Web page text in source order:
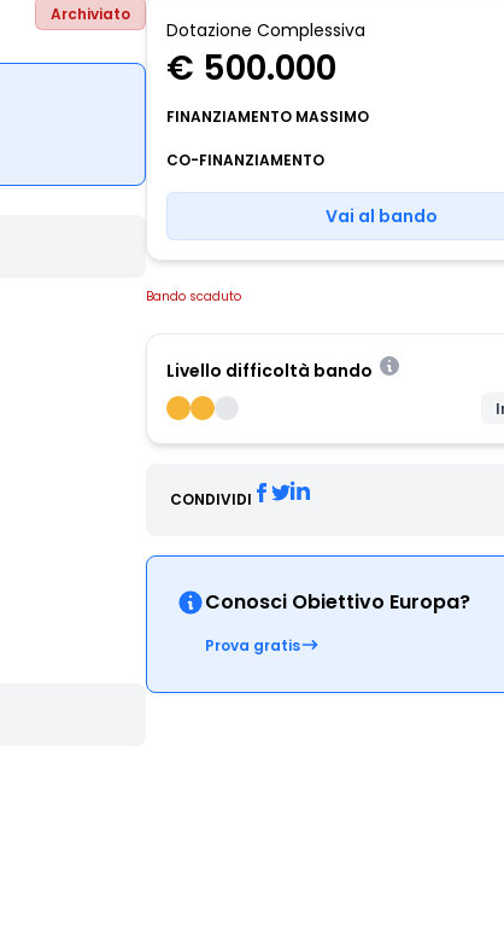
Archiviato
Dotazione Complessiva
€ 500.000
FINANZIAMENTO MASSIMO
CO-FINANZIAMENTO
Vai al bando
Bando scaduto
Livello difficoltà bando
CONDIVIDI
Conosci Obiettivo Europa?
Prova gratis